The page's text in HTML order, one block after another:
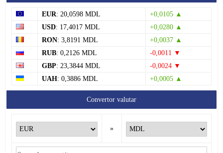
EUR: 20,0598 MDL
+0,0105 ▲
USD: 17,4017 MDL
+0,0280 ▲
RON: 3,8191 MDL
+0,0037 ▲
RUB: 0,2126 MDL
-0,0011 ▼
GBP: 23,3844 MDL
-0,0024 ▼
UAH: 0,3886 MDL +0,0005 ▲
Convertor valutar
»